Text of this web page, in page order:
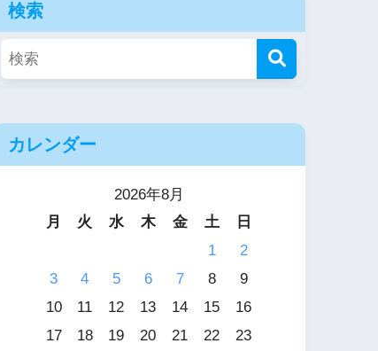
検索
カレンダー
2026年8月
月
火 水 木 金 土
日
1
2
3
4 5 6 7 8
9
10
11 12 13 14 15
16
17
18 19 20 21 22
23